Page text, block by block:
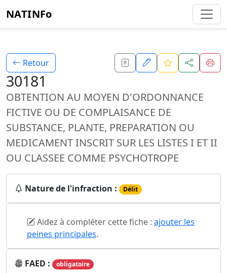
NATINFo
Retour
30181
OBTENTION AU MOYEN D'ORDONNANCE
FICTIVE OU DE COMPLAISANCE DE
SUBSTANCE, PLANTE, PREPARATION OU
MEDICAMENT INSCRIT SUR LES LISTES I ET II
OU CLASSEE COMME PSYCHOTROPE
Nature de l'infraction : Délit
Aidez à compléter cette fiche : ajouter les
peines principales.
FAED : obligatoire